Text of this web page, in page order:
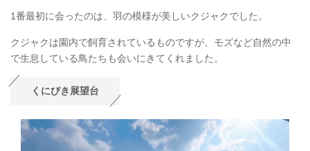
1番最初に会ったのは、羽の模様が美しいクジャクでした。
クジャクは園内で飼育されているものですが、モズなど自然の中
で生息している鳥たちも会いにきてくれました。
くにびき展望台